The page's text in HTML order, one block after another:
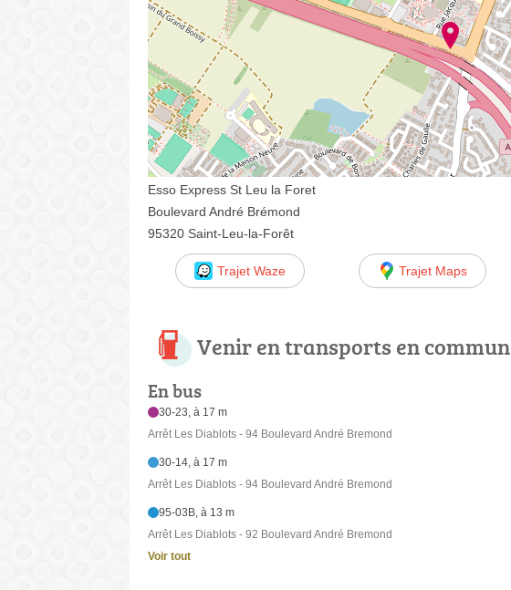
Esso Express St Leu la Foret
Boulevard André Brémond
95320 Saint-Leu-la-Forêt
Trajet Waze Trajet Maps
Venir en transports en commun
En bus
30-23, à 17 m
Arrêt Les Diablots - 94 Boulevard André Bremond
30-14, à 17 m
Arrêt Les Diablots - 94 Boulevard André Bremond
95-03B, à 13 m
Arrêt Les Diablots - 92 Boulevard André Bremond
Voir tout